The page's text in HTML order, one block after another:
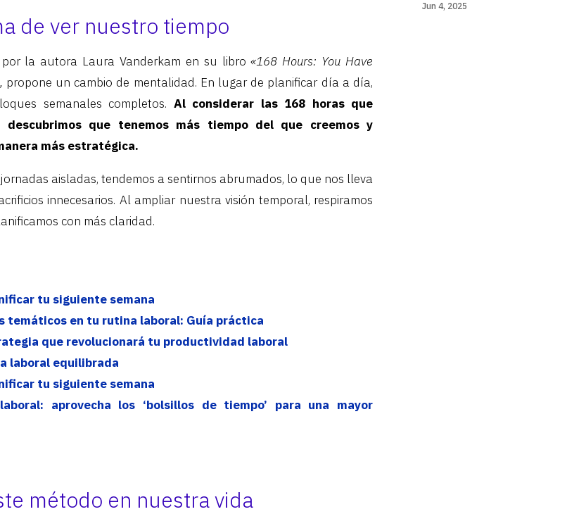
de ver nuestro tiempo
por la autora Laura Vanderkam en su libro«168 Hours: You Have
propone un cambio de mentalidad. En lugar de planificar día a día,
semanales completos. Al considerar las 168 horas que
descubrimos que tenemos más tiempo del que creemos y
más estratégica.
aisladas, tendemos a sentirnos abrumados, lo que nos lleva
innecesarios. Al ampliar nuestra visión temporal, respiramos
con más claridad.
tu siguiente semana
temáticos en tu rutina laboral: Guía práctica
que revolucionará tu productividad laboral
laboral equilibrada
tu siguiente semana
aprovecha los ‘bolsillos de tiempo’ para una mayor
método en nuestra vida
Jun 4, 2025